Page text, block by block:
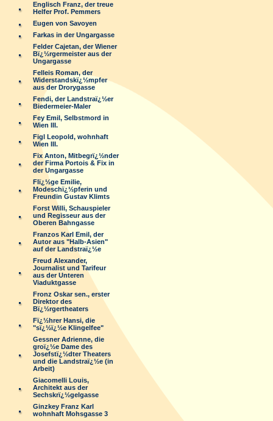
Englisch Franz, der treue
Helfer Prof. Pemmers
Eugen von Savoyen
Farkas in der Ungargasse
Felder Cajetan, der Wiener
Bï¿½rgermeister aus der
Ungargasse
Felleis Roman, der
Widerstandskï¿½mpfer
aus der Drorygasse
Fendi, der Landstraï¿½er
Biedermeier-Maler
Fey Emil, Selbstmord in
Wien III.
Figl Leopold, wohnhaft
Wien III.
Fix Anton, Mitbegrï¿½nder
der Firma Portois & Fix in
der Ungargasse
Flï¿½ge Emilie,
Modeschï¿½pferin und
Freundin Gustav Klimts
Forst Willi, Schauspieler
und Regisseur aus der
Oberen Bahngasse
Franzos Karl Emil, der
Autor aus "Halb-Asien"
auf der Landstraï¿½e
Freud Alexander,
Journalist und Tarifeur
aus der Unteren
Viaduktgasse
Fronz Oskar sen., erster
Direktor des
Bï¿½rgertheaters
Fï¿½hrer Hansi, die
"sï¿½ï¿½e Klingelfee"
Gessner Adrienne, die
groï¿½e Dame des
Josefstï¿½dter Theaters
und die Landstraï¿½e (in
Arbeit)
Giacomelli Louis,
Architekt aus der
Sechskrï¿½gelgasse
Ginzkey Franz Karl
wohnhaft Mohsgasse 3